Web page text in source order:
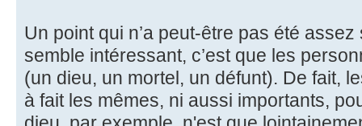
Un point qui n’a peut-être pas été
semble intéressant, c’est que les
(un dieu, un mortel, un défunt). De fait,
à fait les mêmes, ni aussi importants,